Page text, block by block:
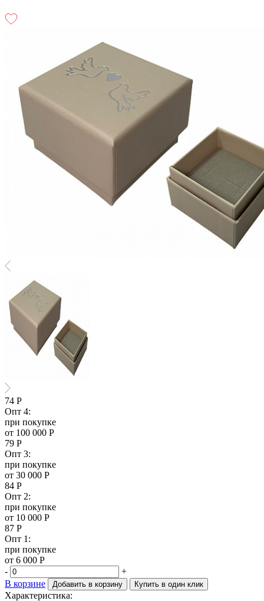
74 Р
Опт 4:
при покупке
от 100 000 Р
79 Р
Опт 3:
при покупке
от 30 000 Р
84 Р
Опт 2:
при покупке
от 10 000 Р
87 Р
Опт 1:
при покупке
от 6 000 Р
-
+
В корзине
Добавить в корзину Купить в один клик
Характеристика: